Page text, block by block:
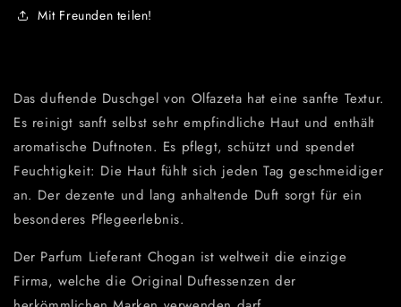
Mit Freunden teilen!
Das duftende Duschgel von Olfazeta hat eine sanfte Textur.
Es reinigt sanft selbst sehr empfindliche Haut und enthält
aromatische Duftnoten. Es pflegt, schützt und spendet
Feuchtigkeit: Die Haut fühlt sich jeden Tag geschmeidiger
an. Der dezente und lang anhaltende Duft sorgt für ein
besonderes Pflegeerlebnis.
Der Parfum Lieferant Chogan ist weltweit die einzige
Firma, welche die Original Duftessenzen der